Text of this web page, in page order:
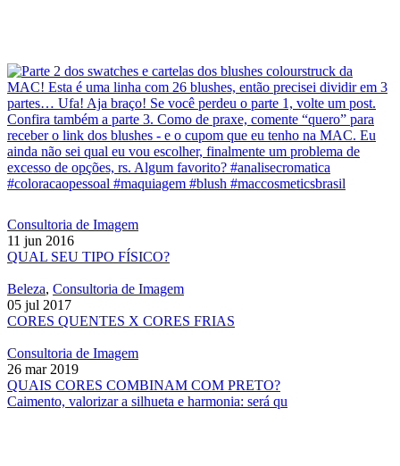
Consultoria de Imagem
11 jun 2016
QUAL SEU TIPO FÍSICO?
Beleza, Consultoria de Imagem
05 jul 2017
CORES QUENTES X CORES FRIAS
Consultoria de Imagem
26 mar 2019
QUAIS CORES COMBINAM COM PRETO?
Caimento, valorizar a silhueta e harmonia: será qu